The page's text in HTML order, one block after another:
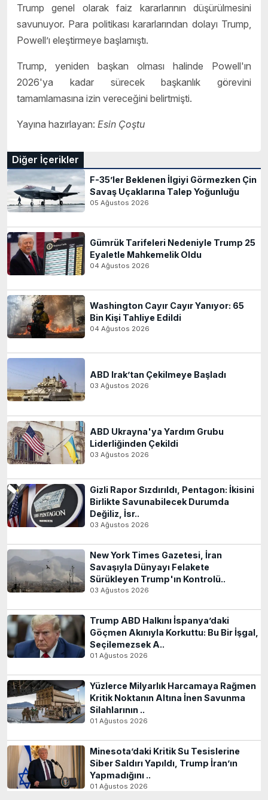
Trump genel olarak faiz kararlarının düşürülmesini
savunuyor. Para politikası kararlarından dolayı Trump,
Powell’ı eleştirmeye başlamıştı.
Trump, yeniden başkan olması halinde Powell'ın
2026'ya kadar sürecek başkanlık görevini
tamamlamasına izin vereceğini belirtmişti.
Yayına hazırlayan: Esin Çoştu
Diğer İçerikler
F-35’ler Beklenen İlgiyi Görmezken Çin
Savaş Uçaklarına Talep Yoğunluğu
05 Ağustos 2026
Gümrük Tarifeleri Nedeniyle Trump 25
Eyaletle Mahkemelik Oldu
04 Ağustos 2026
Washington Cayır Cayır Yanıyor: 65
Bin Kişi Tahliye Edildi
04 Ağustos 2026
ABD Irak’tan Çekilmeye Başladı
03 Ağustos 2026
ABD Ukrayna'ya Yardım Grubu
Liderliğinden Çekildi
03 Ağustos 2026
Gizli Rapor Sızdırıldı, Pentagon: İkisini
Birlikte Savunabilecek Durumda
Değiliz, İsr..
03 Ağustos 2026
New York Times Gazetesi, İran
Savaşıyla Dünyayı Felakete
Sürükleyen Trump'ın Kontrolü..
03 Ağustos 2026
Trump ABD Halkını İspanya’daki
Göçmen Akınıyla Korkuttu: Bu Bir İşgal,
Seçilemezsek A..
01 Ağustos 2026
Yüzlerce Milyarlık Harcamaya Rağmen
Kritik Noktanın Altına İnen Savunma
Silahlarının ..
01 Ağustos 2026
Minesota’daki Kritik Su Tesislerine
Siber Saldırı Yapıldı, Trump İran’ın
Yapmadığını ..
01 Ağustos 2026